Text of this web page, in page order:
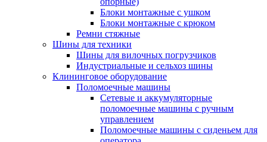
Блоки монтажные с ушком
Блоки монтажные с крюком
Ремни стяжные
Шины для техники
Шины для вилочных погрузчиков
Индустриальные и сельхоз шины
Клининговое оборудование
Поломоечные машины
Сетевые и аккумуляторные
поломоечные машины с ручным
управлением
Поломоечные машины с сиденьем для